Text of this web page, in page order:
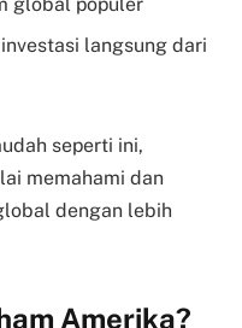
langsung dari
seperti ini,
memahami dan
dengan lebih
Amerika?